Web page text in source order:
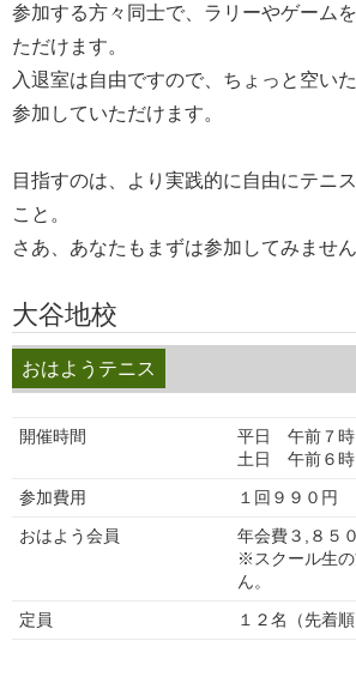
参加する方々同士で、ラリーやゲーム
ただけます。
入退室は自由ですので、ちょっと空い
参加していただけます。
目指すのは、より実践的に自由にテニ
こと。
さあ、あなたもまずは参加してみませ
大谷地校
おはようテニス
開催時間
平日 午前７時
土日 午前６時
参加費用
１回９９０円
おはよう会員
年会費３,８５
※スクール生
ん。
定員
１２名（先着順